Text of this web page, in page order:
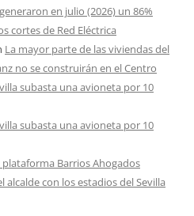
en julio (2026) un 86%
cortes de Red Eléctrica
La mayor parte de las viviendas del
no se construirán en el Centro
subasta una avioneta por 10
subasta una avioneta por 10
plataforma Barrios Ahogados
con los estadios del Sevilla